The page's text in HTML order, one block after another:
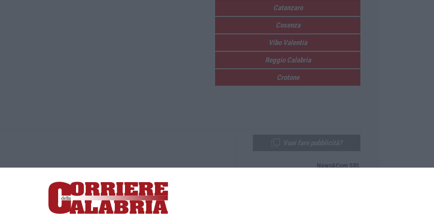
Catanzaro
Cosenza
Vibo Valentia
Reggio Calabria
Crotone
Lamezia Terme (CZ)
responsabile Paola Militano |Privacy
News&Com SRL